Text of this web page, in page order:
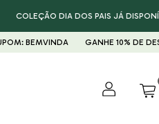
DIA DOS PAIS JÁ DISPONÍVEL ♥
GANHE 10% DE